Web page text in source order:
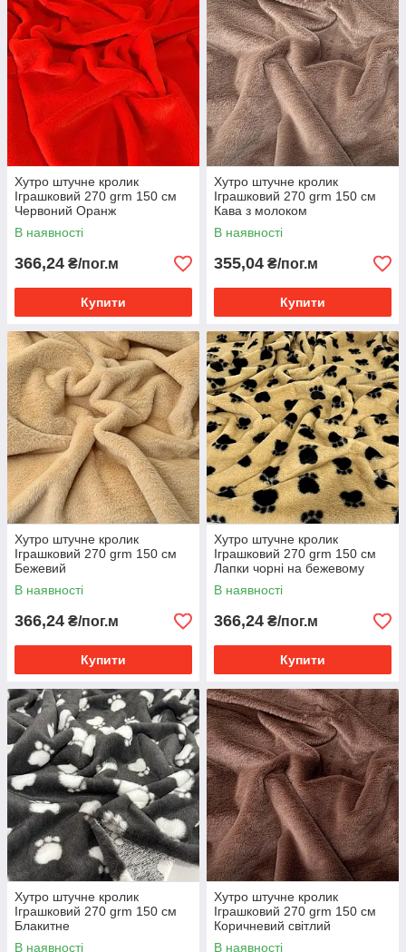
Хутро штучне кролик
Іграшковий 270 grm 150 см
Червоний Оранж
В наявності
366,24 ₴/пог.м
Купити
Хутро штучне кролик
Іграшковий 270 grm 150 см
Кава з молоком
В наявності
355,04 ₴/пог.м
Купити
Хутро штучне кролик
Іграшковий 270 grm 150 см
Бежевий
В наявності
366,24 ₴/пог.м
Купити
Хутро штучне кролик
Іграшковий 270 grm 150 см
Лапки чорні на бежевому
В наявності
366,24 ₴/пог.м
Купити
Хутро штучне кролик
Іграшковий 270 grm 150 см
Блакитне
В наявності
Хутро штучне кролик
Іграшковий 270 grm 150 см
Коричневий світлий
В наявності